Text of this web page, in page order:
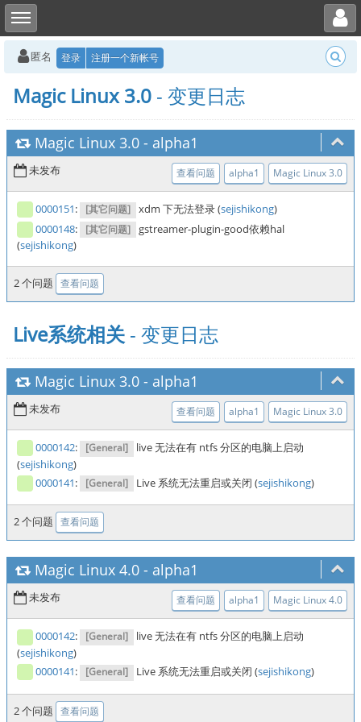
Toggle sidebar Toggle user menu
匿名 登录 注册一个新帐号
Magic Linux 3.0 - 变更日志
Magic Linux 3.0 - alpha1
未发布 查看问题 alpha1 Magic Linux 3.0
0000151: [其它问题] xdm 下无法登录 (sejishikong)
0000148: [其它问题] gstreamer-plugin-good依赖hal
(sejishikong)
2 个问题 查看问题
Live系统相关 - 变更日志
Magic Linux 3.0 - alpha1
未发布 查看问题 alpha1 Magic Linux 3.0
0000142: [General]
live 无法在有 ntfs 分区的电脑上启动
(sejishikong)
0000141: [General] Live 系统无法重启或关闭 (sejishikong)
2 个问题 查看问题
Magic Linux 4.0 - alpha1
未发布 查看问题 alpha1 Magic Linux 4.0
0000142: [General]
live 无法在有 ntfs 分区的电脑上启动
(sejishikong)
0000141: [General] Live 系统无法重启或关闭 (sejishikong)
2 个问题 查看问题